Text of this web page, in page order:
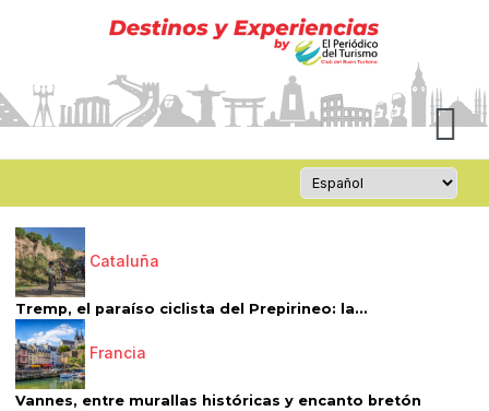
Cataluña
Tremp, el paraíso ciclista del Prepirineo: la...
Francia
Vannes, entre murallas históricas y encanto bretón